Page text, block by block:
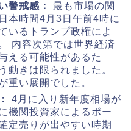
警戒感：
最も市場の関
本時間4月3日午前4時に
いるトランプ政権によ
内容次第では世界経済
える可能性があるた
動きは限られました。
重い展開でした。
4月に入り新年度相場が
機関投資家によるポー
定売りが出やすい時期